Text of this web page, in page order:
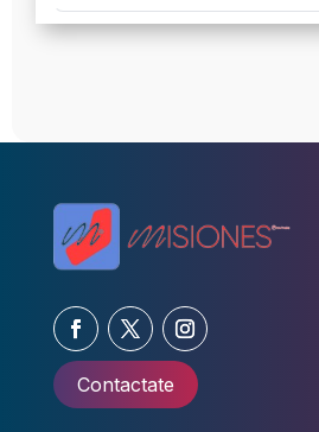
Contactate